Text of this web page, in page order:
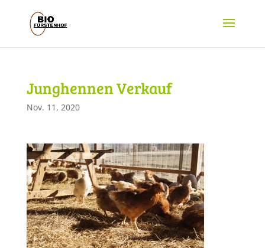
Junghennen Verkauf
Nov. 11, 2020